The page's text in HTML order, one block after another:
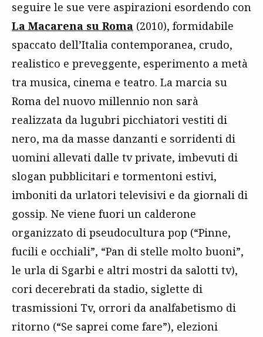
seguire le sue vere aspirazioni esordendo con
La Macarena su Roma (2010), formidabile
spaccato dell’Italia contemporanea, crudo,
realistico e preveggente, esperimento a metà
tra musica, cinema e teatro. La marcia su
Roma del nuovo millennio non sarà
realizzata da lugubri picchiatori vestiti di
nero, ma da masse danzanti e sorridenti di
uomini allevati dalle tv private, imbevuti di
slogan pubblicitari e tormentoni estivi,
imboniti da urlatori televisivi e da giornali di
gossip. Ne viene fuori un calderone
organizzato di pseudocultura pop (“Pinne,
fucili e occhiali”, “Pan di stelle molto buoni”,
le urla di Sgarbi e altri mostri da salotti tv),
cori decerebrati da stadio, siglette di
trasmissioni Tv, orrori da analfabetismo di
ritorno (“Se saprei come fare”), elezioni